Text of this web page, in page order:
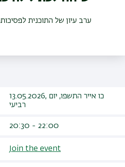
ערב עיון של התוכנית לפסיכותרפיה בגישה פסיכואנליטית,
13.05.2026, כו אייר התשפו, יום
רביעי
20:30 - 22:00
Join the event